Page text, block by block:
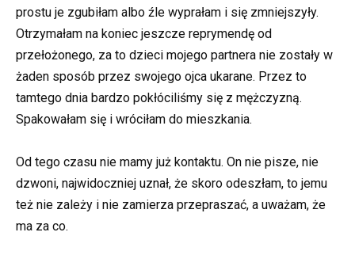
prostu je zgubiłam albo źle wyprałam i się zmniejszyły.
Otrzymałam na koniec jeszcze reprymendę od
przełożonego, za to dzieci mojego partnera nie zostały w
żaden sposób przez swojego ojca ukarane. Przez to
tamtego dnia bardzo pokłóciliśmy się z mężczyzną.
Spakowałam się i wróciłam do mieszkania.
Od tego czasu nie mamy już kontaktu. On nie pisze, nie
dzwoni, najwidoczniej uznał, że skoro odeszłam, to jemu
też nie zależy i nie zamierza przepraszać, a uważam, że
ma za co.